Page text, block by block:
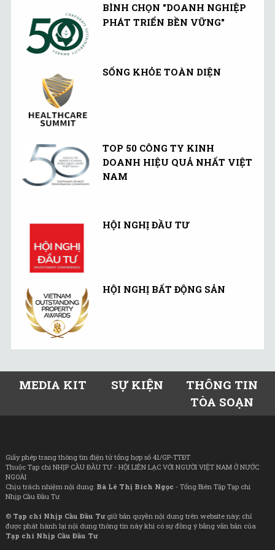
BÌNH CHỌN "DOANH NGHIỆP
PHÁT TRIỂN BỀN VỮNG"
SỐNG KHỎE TOÀN DIỆN
TOP 50 CÔNG TY KINH
DOANH HIỆU QUẢ NHẤT VIỆT
NAM
HỘI NGHỊ ĐẦU TƯ
HỘI NGHỊ BẤT ĐỘNG SẢN
MEDIA KIT SỰ KIỆN
THÔNG TIN
TÒA SOẠN
Giấy phép trang thông tin điện tử tổng hợp số 41/GP-TTĐT
Thuộc Tạp chí NHỊP CẦU ĐẦU TƯ - HỘI LIÊN LẠC VỚI NGƯỜI VIỆT NAM Ở NƯỚC
NGOÀI
Chịu trách nhiệm nội dung: Bà Lê Thị Bích Ngọc - Tổng Biên Tập Tạp chí
Nhịp Cầu Đầu Tư
© Tạp chí Nhịp Cầu Đầu Tưgiữ bản quyền nội dung trên website này; chỉ
được phát hành lại nội dung thông tin này khi có sự đồng ý bằng văn bản của
Tạp chí Nhịp Cầu Đầu Tư